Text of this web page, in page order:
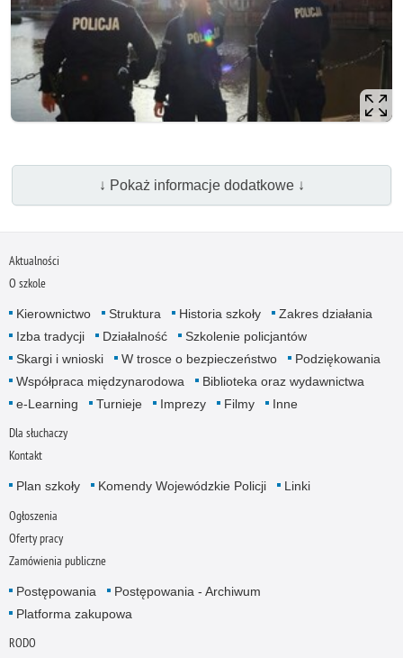
↓ Pokaż informacje dodatkowe ↓
Aktualności
O szkole
Kierownictwo Struktura Historia szkoły
Zakres działania
Izba tradycji
Działalność
Szkolenie policjantów
Skargi i wnioski
W trosce o bezpieczeństwo
Podziękowania
Współpraca międzynarodowa
Biblioteka oraz wydawnictwa
e-Learning
Turnieje Imprezy Filmy Inne
Dla słuchaczy
Kontakt
Plan szkoły Komendy Wojewódzkie Policji Linki
Ogłoszenia
Oferty pracy
Zamówienia publiczne
Postępowania
Postępowania - Archiwum
Platforma zakupowa
RODO